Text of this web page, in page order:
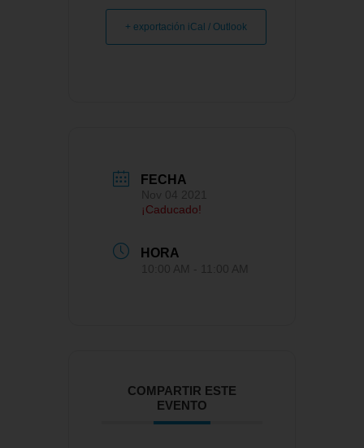
+ exportación iCal / Outlook
FECHA
¡Caducado!
HORA
COMPARTIR ESTE
EVENTO